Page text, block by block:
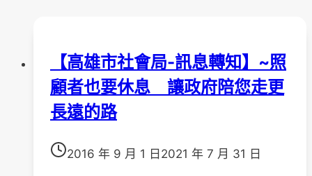
【高雄市社會局-訊息轉知】~照
顧者也要休息 讓政府陪您走更
長遠的路
2016 年 9 月 1 日 2021 年 7 月 31 日